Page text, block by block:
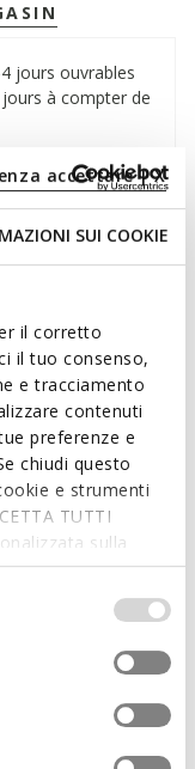
SUI COOKIE
il corretto
il tuo consenso,
e tracciamento
contenuti
preferenze e
chiudi questo
e strumenti
TUTTI
sulla
quali cookies ed
Per maggiori
momento le
accettare | X
jours ouvrables
à compter de
latérale, aux
Disponibles en
en daim
tendance aux
Semelle